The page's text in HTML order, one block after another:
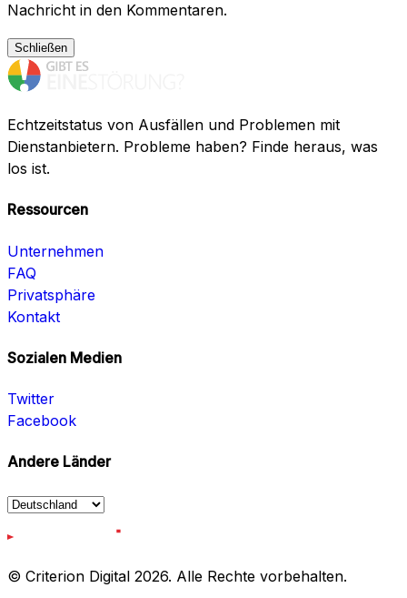
Nachricht in den Kommentaren.
Schließen
Echtzeitstatus von Ausfällen und Problemen mit
Dienstanbietern. Probleme haben? Finde heraus, was
los ist.
Ressourcen
Unternehmen
FAQ
Privatsphäre
Kontakt
Sozialen Medien
Twitter
Facebook
Andere Länder
© Criterion Digital 2026. Alle Rechte vorbehalten.